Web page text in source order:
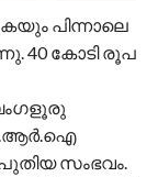
പിന്നാലെ
40 കോടി രൂപ
സംഭവം.